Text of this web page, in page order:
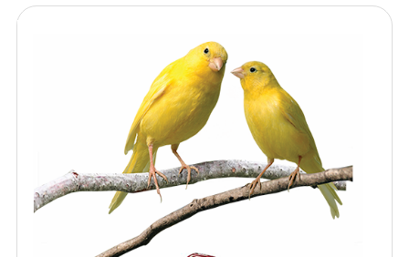
₺ 85,00.